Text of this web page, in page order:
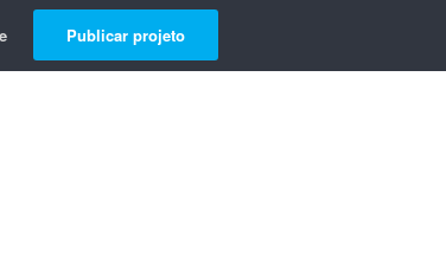
Publicar projeto